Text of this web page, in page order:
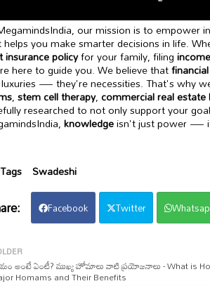
our mission is to
you make smarter decisions in life.
insurance policyfor your family, filing
here to guide you. We believe that
— they're necessities. That's why
,stem cell therapy,commercial real estate
researched to not only support your
knowledgeisn't just power —
Tags Swadeshi
Facebook Twitter
అంటే ఏంటీ? ముఖ్య హోమాలు వాటి ప్రయోజనాలు - What is
Homams and Their Benefits